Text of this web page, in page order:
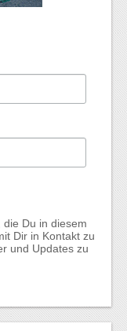
Du in diesem
Dir in Kontakt zu
und Updates zu